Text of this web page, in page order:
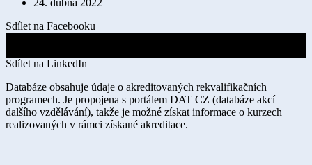
24. dubna 2022
Sdílet na Facebooku
Sdílet na LinkedIn
Databáze obsahuje údaje o akreditovaných rekvalifikačních
programech. Je propojena s portálem DAT CZ (databáze akcí
dalšího vzdělávání), takže je možné získat informace o kurzech
realizovaných v rámci získané akreditace.